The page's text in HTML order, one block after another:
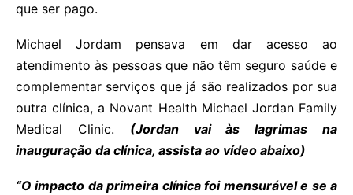
que ser pago.
Michael Jordam pensava em dar acesso ao
atendimento às pessoas que não têm seguro saúde e
complementar serviços que já são realizados por sua
outra clínica, a Novant Health Michael Jordan Family
Medical Clinic. (Jordan vai às lagrimas na
inauguração da clínica, assista ao vídeo abaixo)
“O impacto da primeira clínica foi mensurável e se a